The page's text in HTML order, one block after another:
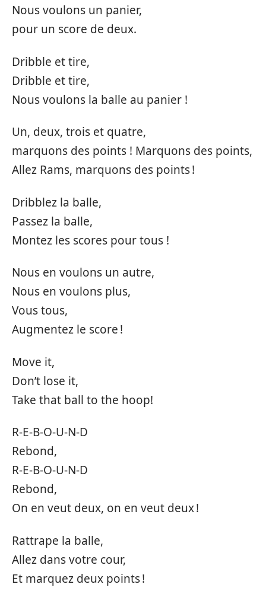
Nous voulons un panier,
pour un score de deux.
Dribble et tire,
Dribble et tire,
Nous voulons la balle au panier !
Un, deux, trois et quatre,
marquons des points ! Marquons des points,
Allez Rams, marquons des points !
Dribblez la balle,
Passez la balle,
Montez les scores pour tous !
Nous en voulons un autre,
Nous en voulons plus,
Vous tous,
Augmentez le score !
Move it,
Don’t lose it,
Take that ball to the hoop!
R-E-B-O-U-N-D
Rebond,
R-E-B-O-U-N-D
Rebond,
On en veut deux, on en veut deux !
Rattrape la balle,
Allez dans votre cour,
Et marquez deux points !